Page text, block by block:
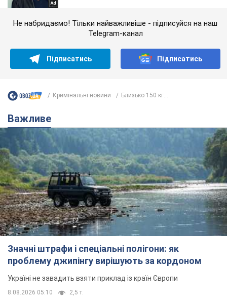
Не набридаємо! Тільки найважливіше - підписуйся на наш
Telegram-канал
Підписатись Підписатись
Кримінальні новини Близько 150 кг...
Важливе
Значні штрафи і спеціальні полігони: як
проблему джипінгу вирішують за кордоном
Україні не завадить взяти приклад із країн Європи
8.08.2026 05:10 2,5 т.